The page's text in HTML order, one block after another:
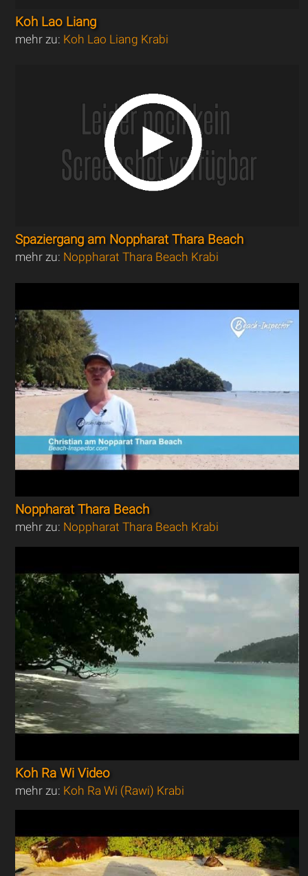
Koh Lao Liang
mehr zu: Koh Lao Liang Krabi
Spaziergang am Noppharat Thara Beach
mehr zu: Noppharat Thara Beach Krabi
Noppharat Thara Beach
mehr zu: Noppharat Thara Beach Krabi
Koh Ra Wi Video
mehr zu: Koh Ra Wi (Rawi) Krabi